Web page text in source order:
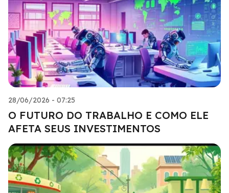
28/06/2026 - 07:25
O FUTURO DO TRABALHO E COMO ELE
AFETA SEUS INVESTIMENTOS